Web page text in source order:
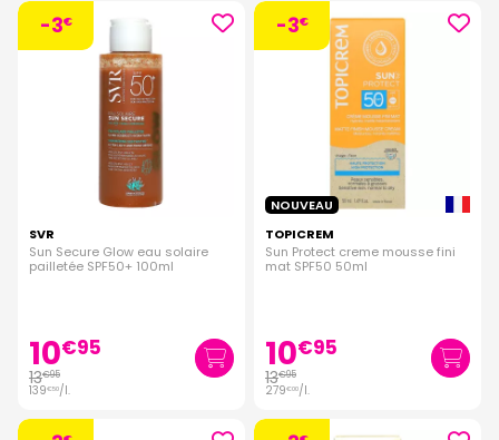
-3€
SVR
Sun Secure Glow eau solaire
pailletée SPF50+ 100ml
10€95
13€95
139€50/l.
-3€
NOUVEAU
TOPICREM
Sun Protect creme mousse fini
mat SPF50 50ml
10€95
13€95
279€00/l.